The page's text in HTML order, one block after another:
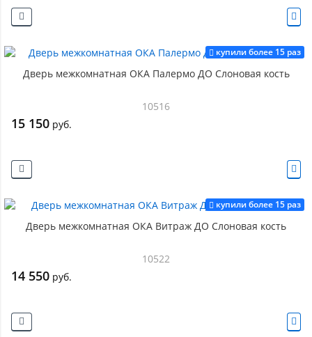
купили более 15 раз
Дверь межкомнатная ОКА Палермо ДО Слоновая кость
10516
15 150 руб.
купили более 15 раз
Дверь межкомнатная ОКА Витраж ДО Слоновая кость
10522
14 550 руб.